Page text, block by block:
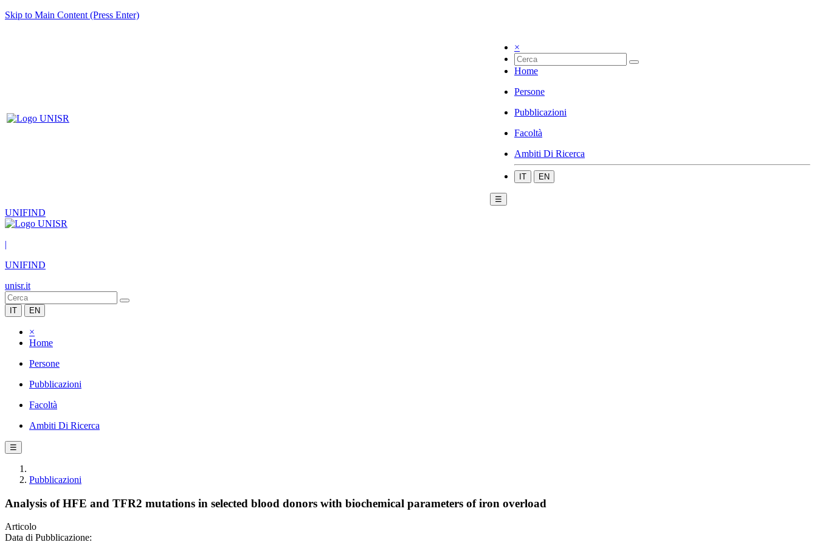
Skip to Main Content (Press Enter)
×
Home
Persone
Pubblicazioni
Facoltà
Ambiti Di Ricerca
IT EN
☰
UNIFIND
|
UNIFIND
unisr.it
IT EN
×
Home
Persone
Pubblicazioni
Facoltà
Ambiti Di Ricerca
☰
Pubblicazioni
Analysis of HFE and TFR2 mutations in selected blood donors with biochemical parameters of iron overload
Articolo
Data di Pubblicazione: